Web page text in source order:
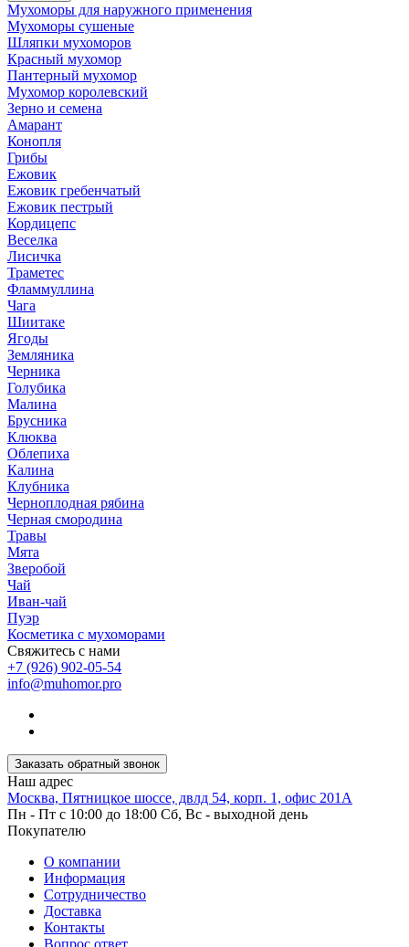
Мухоморы для наружного применения
Мухоморы сушеные
Шляпки мухоморов
Красный мухомор
Пантерный мухомор
Мухомор королевский
Зерно и семена
Амарант
Конопля
Грибы
Ежовик
Ежовик гребенчатый
Ежовик пестрый
Кордицепс
Веселка
Лисичка
Траметес
Фламмуллина
Чага
Шиитаке
Ягоды
Земляника
Черника
Голубика
Малина
Брусника
Клюква
Облепиха
Калина
Клубника
Черноплодная рябина
Черная смородина
Травы
Мята
Зверобой
Чай
Иван-чай
Пуэр
Косметика с мухоморами
Свяжитесь с нами
+7 (926) 902-05-54
info@muhomor.pro
Заказать обратный звонок
Наш адрес
Москва, Пятницкое шоссе, двлд 54, корп. 1, офис 201А
Пн - Пт с 10:00 до 18:00 Сб, Вс - выходной день
Покупателю
О компании
Информация
Сотрудничество
Доставка
Контакты
Вопрос ответ